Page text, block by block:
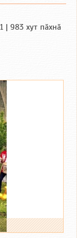
| 983 хут пӑхнӑ